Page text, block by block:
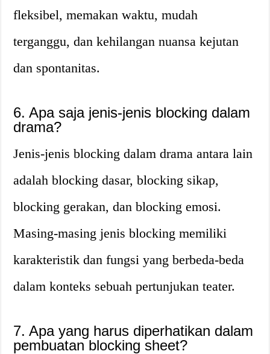
fleksibel, memakan waktu, mudah
terganggu, dan kehilangan nuansa kejutan
dan spontanitas.
6. Apa saja jenis-jenis blocking dalam
drama?
Jenis-jenis blocking dalam drama antara lain
adalah blocking dasar, blocking sikap,
blocking gerakan, dan blocking emosi.
Masing-masing jenis blocking memiliki
karakteristik dan fungsi yang berbeda-beda
dalam konteks sebuah pertunjukan teater.
7. Apa yang harus diperhatikan dalam
pembuatan blocking sheet?